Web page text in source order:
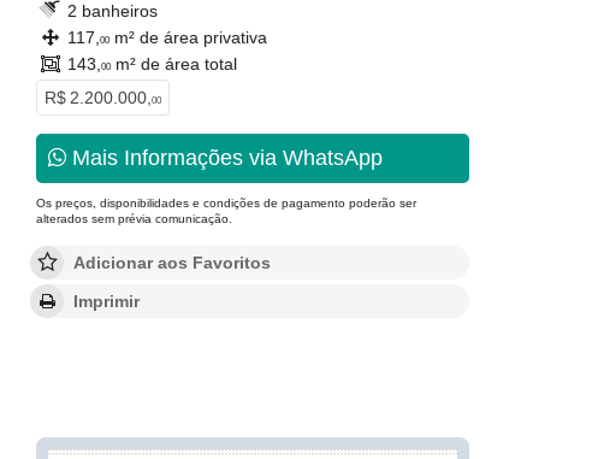
2 banheiros
117, 00m² de área privativa
143, 00m² de área total
R$ 2.200.000, 00
Mais Informações via WhatsApp
Os preços, disponibilidades e condições de pagamento poderão ser
alterados sem prévia comunicação.
Adicionar aos Favoritos
Imprimir